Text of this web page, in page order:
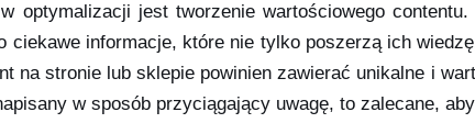
optymalizacji jest tworzenie wartościowego
ciekawe informacje, które nie tylko poszerzą ich
na stronie lub sklepie powinien zawierać unikalne i
w sposób przyciągający uwagę, to zalecane,